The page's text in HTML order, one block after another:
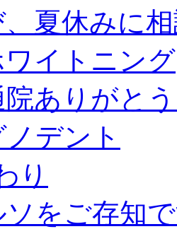
夏休みに
イトニング
院ありがと
デント
り
をご存知